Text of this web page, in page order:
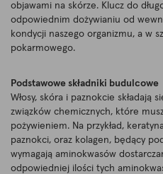
objawami na skórze. Klucz do
odpowiednim dożywianiu od
kondycji naszego organizmu, a w
pokarmowego.
Podstawowe składniki budulcowe
Włosy, skóra i paznokcie składają
związków chemicznych, które
pożywieniem. Na przykład,
paznokci, oraz kolagen, będący
wymagają aminokwasów
odpowiedniej ilości tych